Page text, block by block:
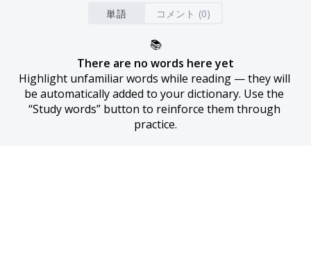
単語 コメント (0)
📚
There are no words here yet
Highlight unfamiliar words while reading — they will
be automatically added to your dictionary. Use the
“Study words” button to reinforce them through
practice.